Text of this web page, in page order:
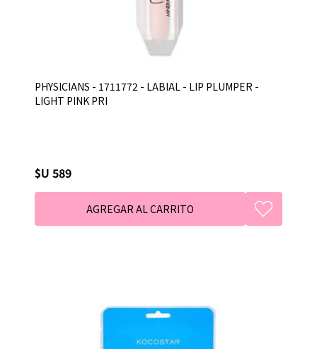
PHYSICIANS - 1711772 - LABIAL - LIP PLUMPER -
LIGHT PINK PRI
$U 589